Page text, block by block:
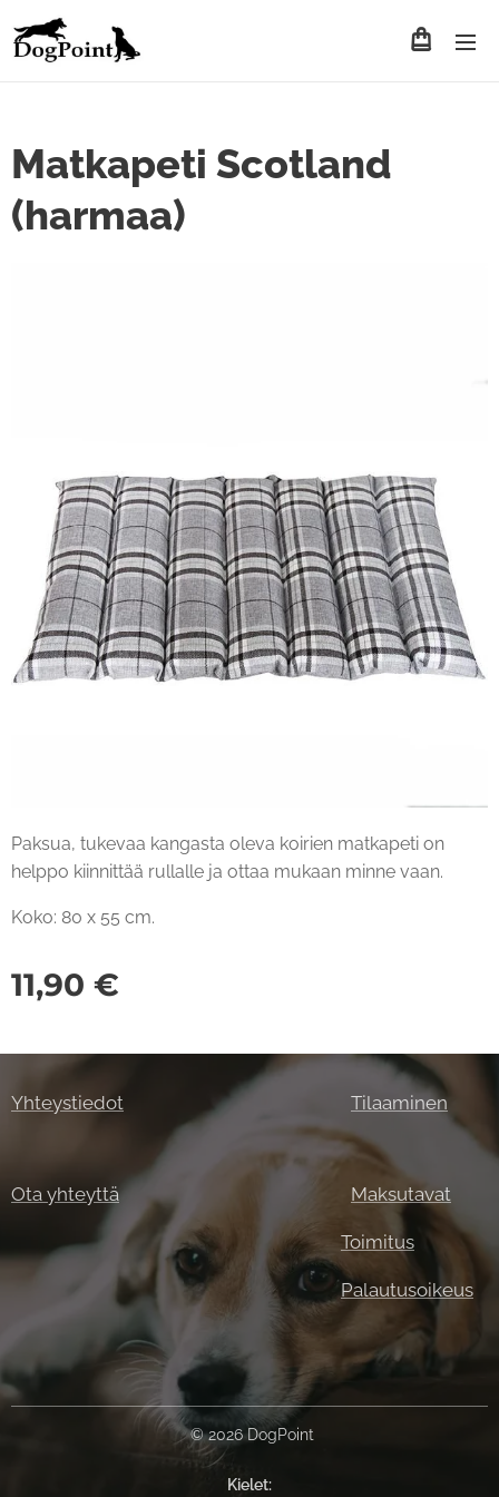
Matkapeti Scotland
(harmaa)
Paksua, tukevaa kangasta oleva koirien matkapeti on
helppo kiinnittää rullalle ja ottaa mukaan minne vaan.
Koko: 80 x 55 cm.
11,90 €
Yhteystiedot Tilaaminen
Ota yhteyttä Maksutavat
Toimitus
Palautusoikeus
© 2026 DogPoint
Kielet